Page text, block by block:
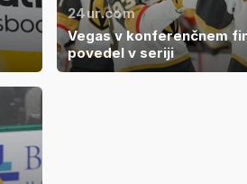
24ur.com
Vegas v konferenčnem
povedel v seriji